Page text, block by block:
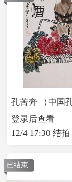
登录后查看
12/4 17:30 结拍
已结束